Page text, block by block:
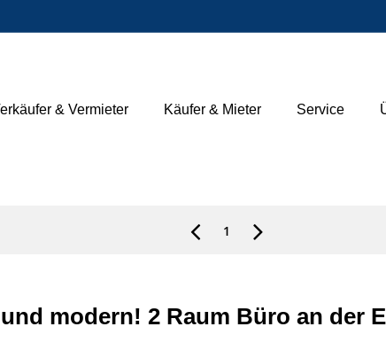
& Vermieter Käufer & Mieter Service
1
modern! 2 Raum Büro an der